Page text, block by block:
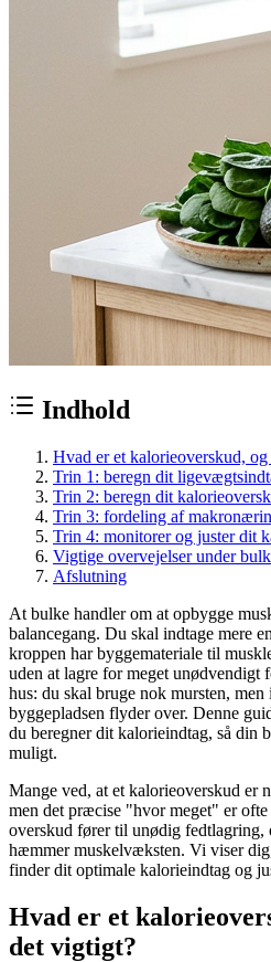
Indhold
Hvad er et kalorieoverskud,
Trin 1: beregn dit
Trin 2: beregn dit
Trin 3: fordeling af
Trin 4: monitorer og juster dit
Vigtige overvejelser under bulk
Afslutning
At bulke handler om at opbygge
balancegang. Du skal indtage mere
kroppen har byggemateriale til
uden at lagre for meget unødvendigt
hus: du skal bruge nok mursten, men
byggepladsen flyder over. Denne
du beregner dit kalorieindtag, så din
muligt.
Mange ved, at et kalorieoverskud er
men det præcise "hvor meget" er
overskud fører til unødig fedtlagring,
hæmmer muskelvæksten. Vi viser
finder dit optimale kalorieindtag og
Hvad er et
det vigtigt?